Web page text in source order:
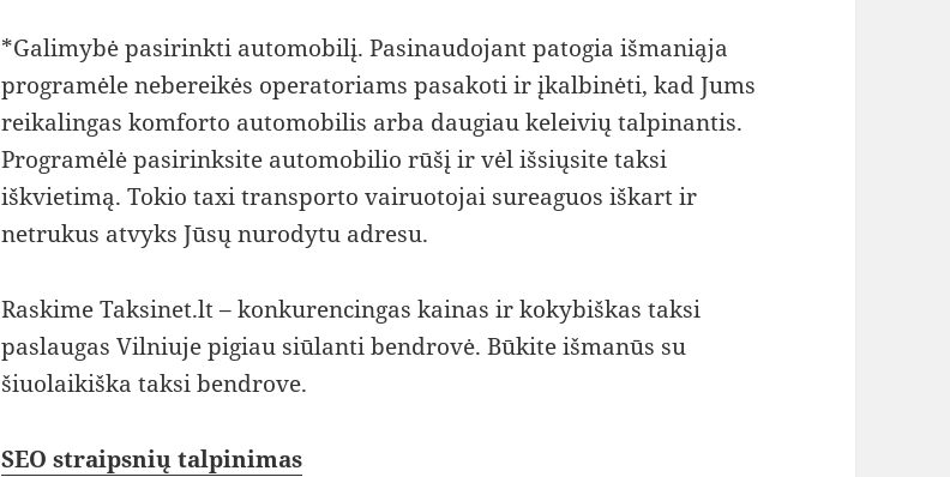
*Galimybė pasirinkti automobilį. Pasinaudojant patogia išmaniąja
programėle nebereikės operatoriams pasakoti ir įkalbinėti, kad Jums
reikalingas komforto automobilis arba daugiau keleivių talpinantis.
Programėlė pasirinksite automobilio rūšį ir vėl išsiųsite taksi
iškvietimą. Tokio taxi transporto vairuotojai sureaguos iškart ir
netrukus atvyks Jūsų nurodytu adresu.
Raskime Taksinet.lt – konkurencingas kainas ir kokybiškas taksi
paslaugas Vilniuje pigiau siūlanti bendrovė. Būkite išmanūs su
šiuolaikiška taksi bendrove.
SEO straipsnių talpinimas